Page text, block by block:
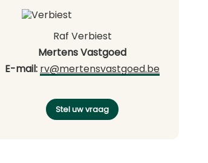
Raf Verbiest
Mertens Vastgoed
E-mail: rv@mertensvastgoed.be
Stel uw vraag